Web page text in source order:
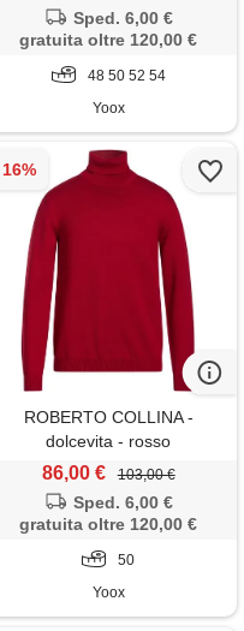
Sped. 6,00 €
gratuita oltre 120,00 €
48 50 52 54
Yoox
ROBERTO COLLINA -
dolcevita - rosso
86,00 € 103,00 €
Sped. 6,00 €
gratuita oltre 120,00 €
50
Yoox